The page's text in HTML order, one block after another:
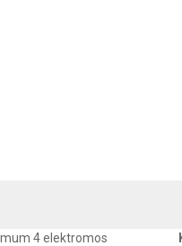
4 elektromos